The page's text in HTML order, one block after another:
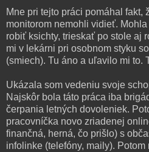
Mne pri tejto práci pomáhal fakt,
monitorom nemohli vidieť.
robiť ksichty, trieskať po stole aj
mi v lekárni pri osobnom styku
(smiech). Tu áno a uľavilo mi to.
Ukázala som vedeniu svoje
Najskôr bola táto práca iba
čerpania letných dovoleniek.
pracovníčka novo zriadenej
finančná, herná, čo prišlo) s
infolinke (telefóny, maily). Potom